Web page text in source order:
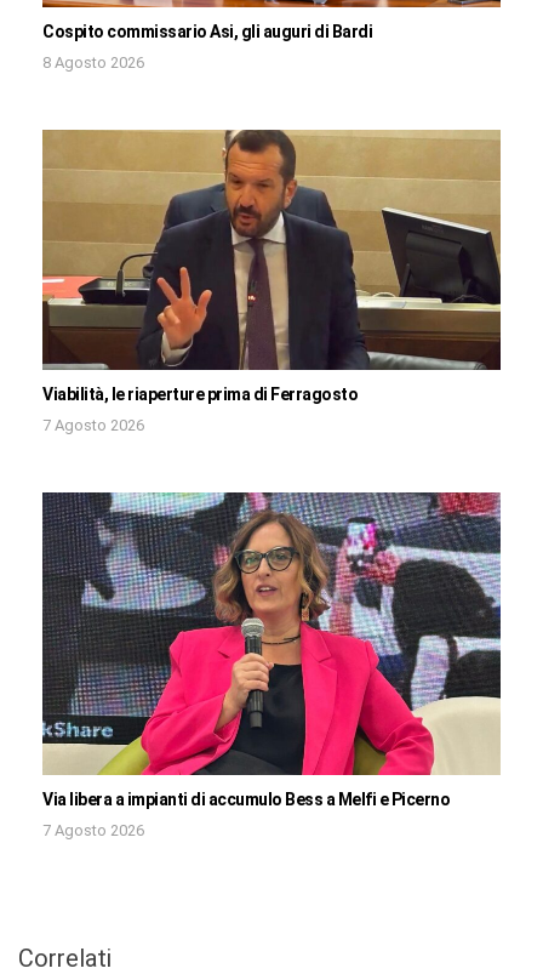
Cospito commissario Asi, gli auguri di Bardi
8 Agosto 2026
Viabilità, le riaperture prima di Ferragosto
7 Agosto 2026
Via libera a impianti di accumulo Bess a Melfi e Picerno
7 Agosto 2026
Correlati